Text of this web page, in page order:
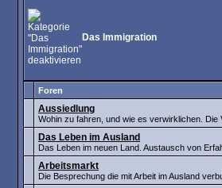
Das Immigration
Foren
Aussiedlung
Wohin zu fahren, und wie es verwirklichen.
Das Leben im Ausland
Das Leben im neuen Land. Austausch von
Arbeitsmarkt
Die Besprechung die mit Arbeit im Ausland